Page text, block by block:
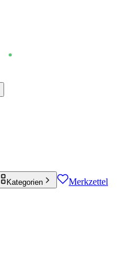
Kategorien Merkzettel